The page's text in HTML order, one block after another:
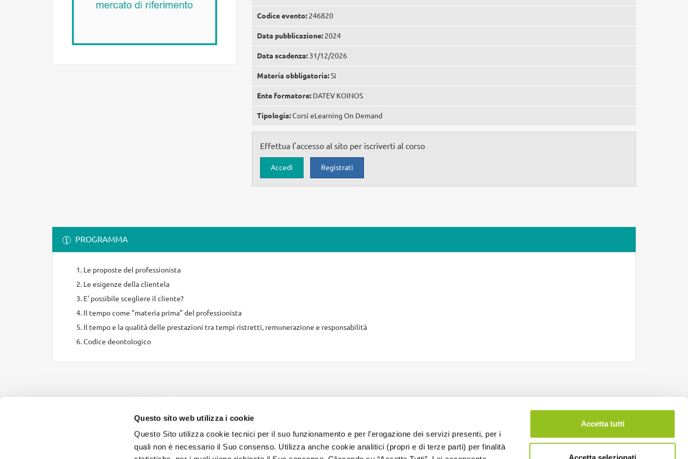
Questo sito web utilizza i cookie
Questo Sito utilizza cookie tecnici per il suo funzionamento e per l’erogazione dei servizi presenti, per i
quali non è necessario il Suo consenso. Utilizza anche cookie analitici (propri e di terze parti) per finalità
Accetta tutti
Accetta selezionati
Codice evento: 246820
Data pubblicazione: 2024
Data scadenza: 31/12/2026
Materia obbligatoria:Si
Ente formatore: DATEV KOINOS
Tipologia:Corsi eLearning On Demand
Effettua l'accesso al sito per iscriverti al corso
Accedi Registrati
PROGRAMMA
Le proposte del professionista
Le esigenze della clientela
E' possibile scegliere il cliente?
Il tempo come "materia prima" del professionista
Il tempo e la qualità delle prestazioni tra tempi ristretti, remunerazione e responsabilità
Codice deontologico
INFORMAZIONI SUL SITO